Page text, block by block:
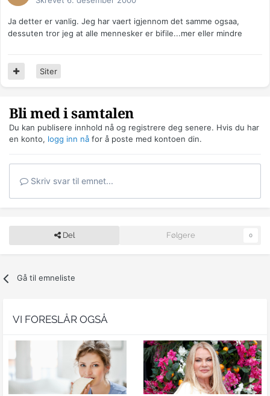
Ja detter er vanlig. Jeg har vaert igjennom det samme ogsaa,
dessuten tror jeg at alle mennesker er bifile...mer eller mindre
Siter
Bli med i samtalen
Du kan publisere innhold nå og registrere deg senere. Hvis du har
en konto, logg inn nå for å poste med kontoen din.
Skriv svar til emnet...
Del Følgere 0
Gå til emneliste
VI FORESLÅR OGSÅ